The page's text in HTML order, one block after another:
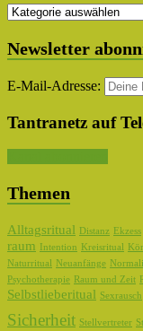
Themen
Newsletter
E-Mail-Adresse:
Tantranetz auf
Themen
Alltagsritual Distanz Ekzess
raum
Intention Kreisritual
Naturritual Neuanfänge
Psychotherapie Raum und Zeit
Selbstlieberitual Sexrausch
Sicherheit Stellvertreter